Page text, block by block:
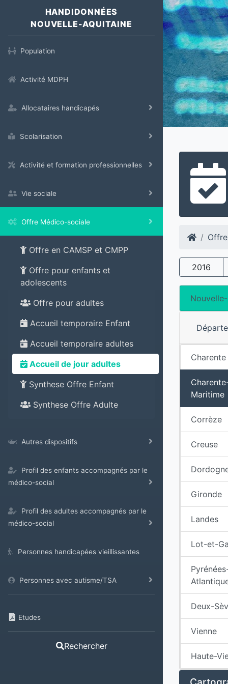
HANDIDONNÉES
NOUVELLE-AQUITAINE
Population
Activité MDPH
Allocataires handicapés
Scolarisation
Activité et formation professionnelles
Vie sociale
Offre Médico-sociale
Offre en CAMSP et CMPP
Offre pour enfants et
adolescents
Offre pour adultes
Accueil temporaire Enfant
Accueil temporaire adultes
Accueil de jour adultes
Synthese Offre Enfant
Synthese Offre Adulte
Autres dispositifs
Profil des enfants accompagnés par le
médico-social
Profil des adultes accompagnés par le
médico-social
Personnes handicapées vieillissantes
Personnes avec autisme/TSA
Etudes
Rechercher
2016
Charente
Maritime
Corrèze
Creuse
Gironde
Landes
Lot-et-
Deux-
Vienne
Haute-